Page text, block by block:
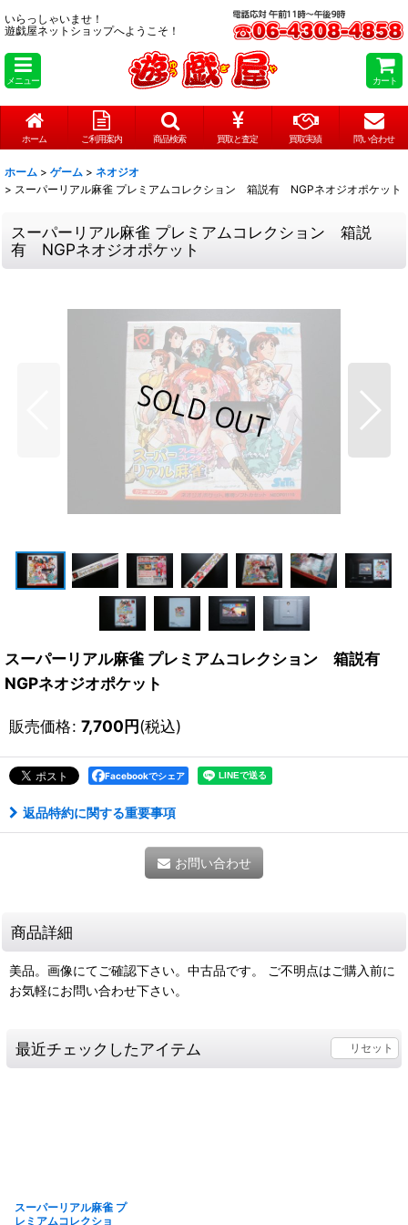
いらっしゃいませ！
遊戯屋ネットショップへようこそ！
メニュー カート
ホーム ご利用案内 商品検索 買取と査定 買取実績 問い合わせ
ホーム > ゲーム > ネオジオ
> スーパーリアル麻雀 プレミアムコレクション 箱説有 NGPネオジオポケット
スーパーリアル麻雀 プレミアムコレクション 箱説
有 NGPネオジオポケット
スーパーリアル麻雀 プレミアムコレクション 箱説有
NGPネオジオポケット
販売価格: 7,700円(税込)
Facebookでシェア
返品特約に関する重要事項
お問い合わせ
商品詳細
美品。画像にてご確認下さい。中古品です。 ご不明点はご購入前に
お気軽にお問い合わせ下さい。
最近チェックしたアイテム リセット
スーパーリアル麻雀 プ
レミアムコレクショ